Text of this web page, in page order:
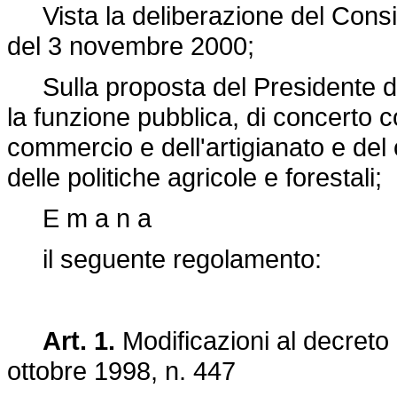
Vista la deliberazione del
del 3 novembre 2000;
Sulla proposta del Presidente
la funzione pubblica, di concerto
commercio e dell'artigianato e
delle politiche agricole e forestali;
E m a n a
il seguente regolamento:
Art. 1. Modificazioni al
ottobre 1998, n. 447